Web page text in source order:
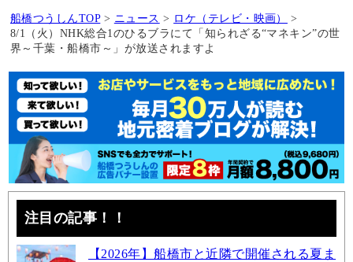
船橋つうしんTOP > ニュース > ロケ（テレビ・映画）
>
8/1（火）NHK総合1のひるブラにて「知られざる“マネキン”の世
界～千葉・船橋市～」が放送されますよ
注目の記事！！
【2026年】船橋市と近隣で開催される夏ま